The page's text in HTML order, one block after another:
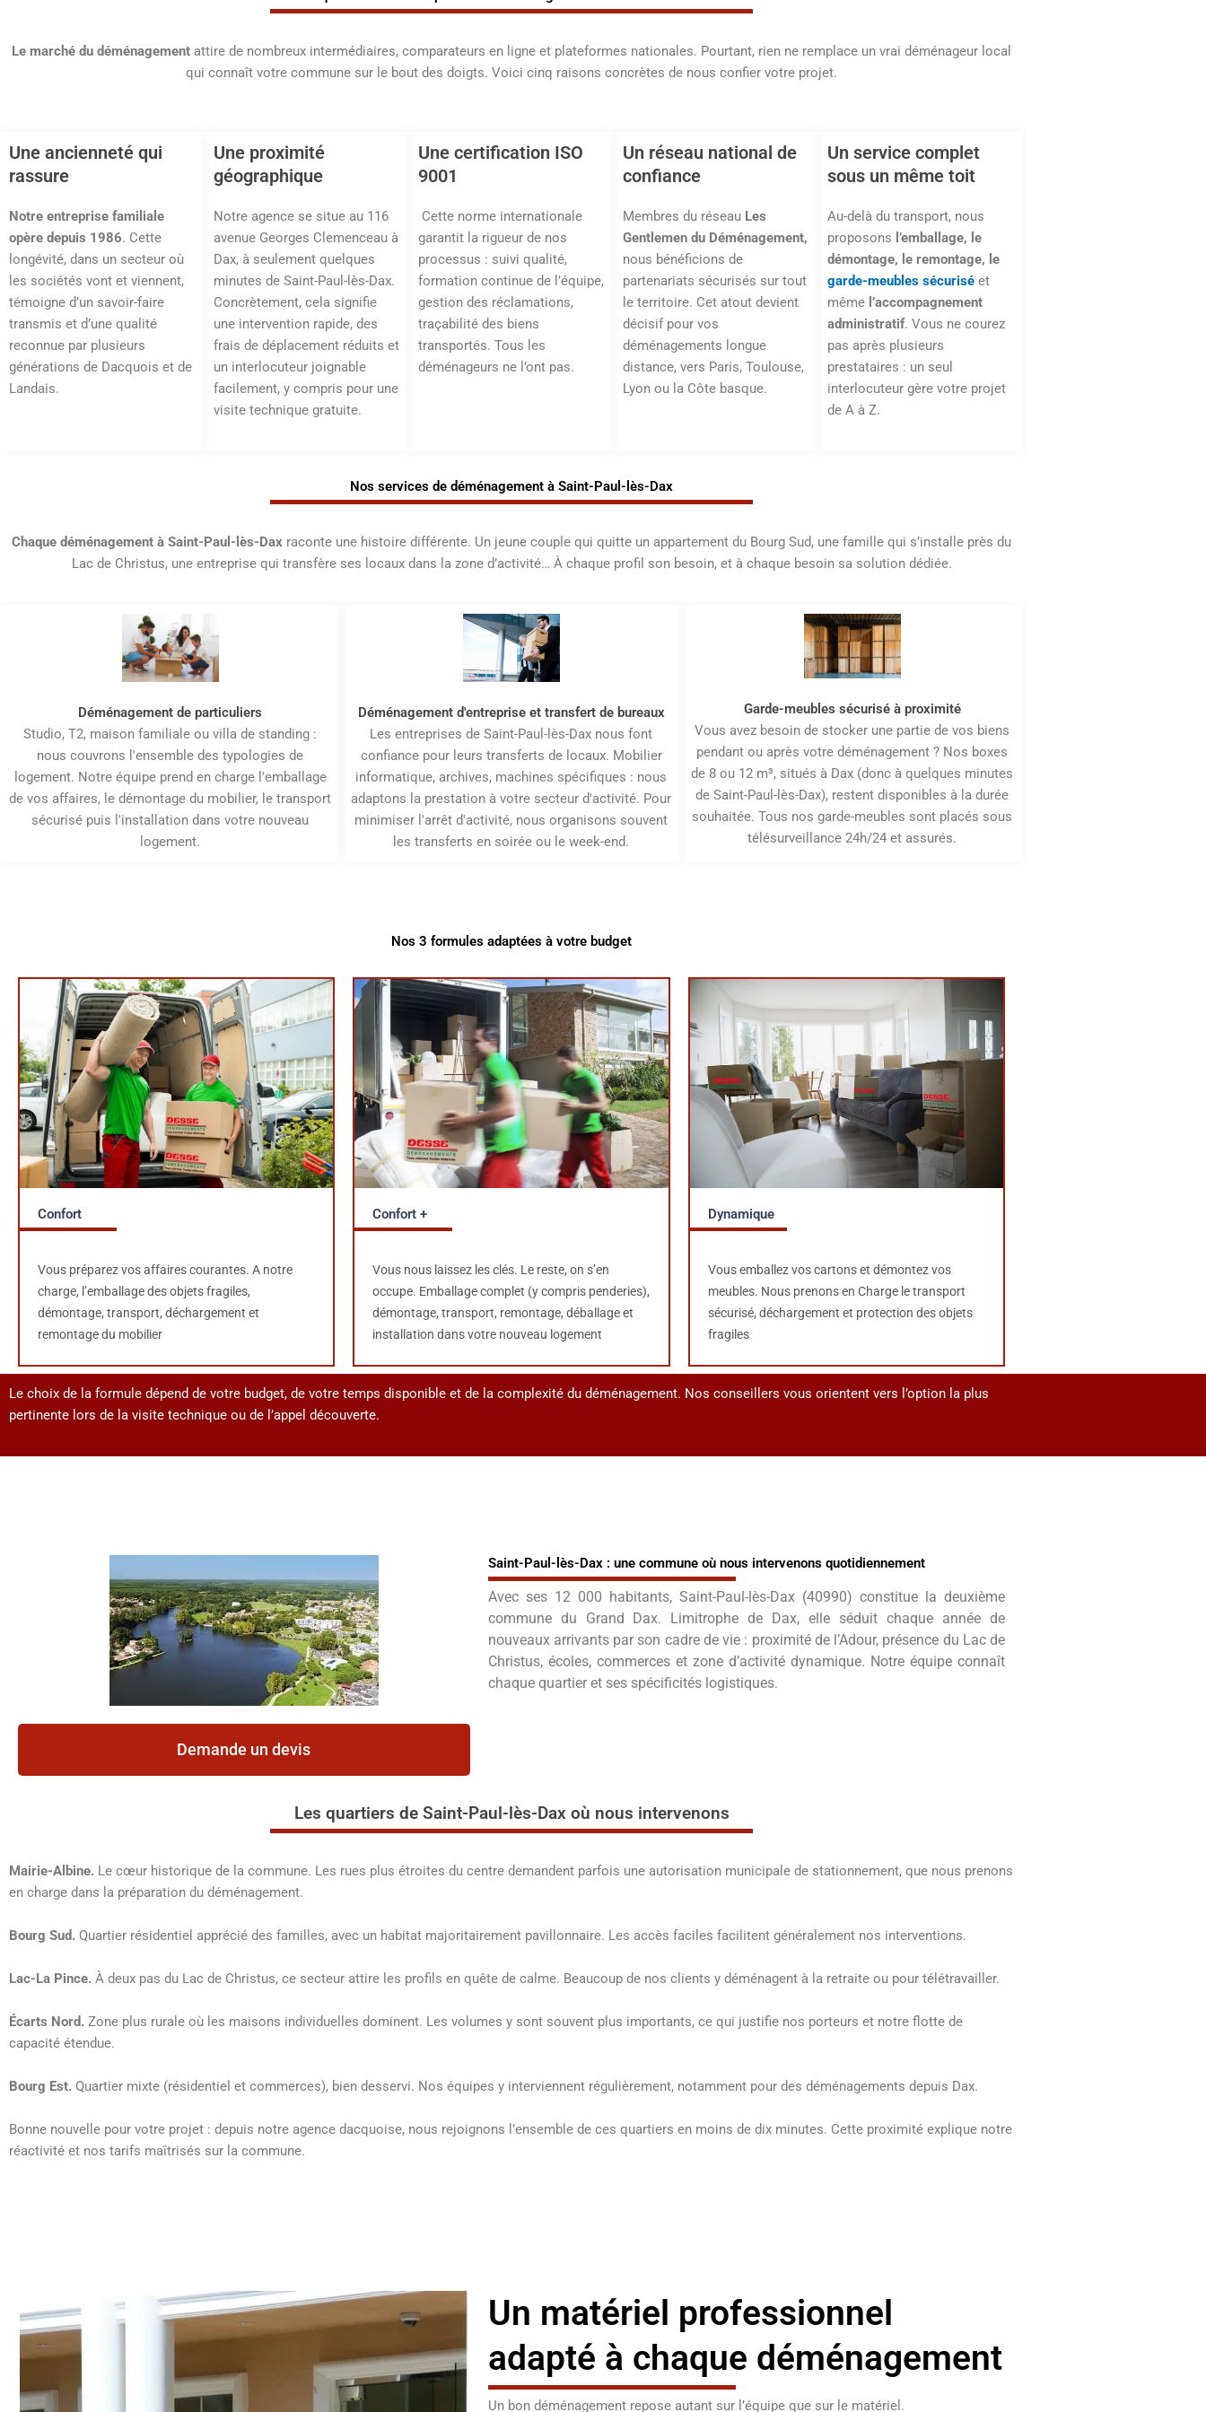
e
n
a
e
:
Le marché du déménagement attire de nombreux intermédiaires, comparateurs en ligne et plateformes nationales. Pourtant, rien ne remplace un vrai déménageur local
qui connaît votre commune sur le bout des doigts. Voici cinq raisons concrètes de nous confier votre projet.
Une ancienneté qui
rassure
Notre entreprise familiale
opère depuis 1986. Cette
longévité, dans un secteur où
les sociétés vont et viennent,
témoigne d’un savoir-faire
transmis et d’une qualité
reconnue par plusieurs
générations de Dacquois et de
Landais.
Une proximité
géographique
Notre agence se situe au 116
avenue Georges Clemenceau à
Dax, à seulement quelques
minutes de Saint-Paul-lès-Dax.
Concrètement, cela signifie
une intervention rapide, des
frais de déplacement réduits et
un interlocuteur joignable
facilement, y compris pour une
visite technique gratuite.
Une certification ISO
9001
Cette norme internationale
garantit la rigueur de nos
processus : suivi qualité,
formation continue de l’équipe,
gestion des réclamations,
traçabilité des biens
transportés. Tous les
déménageurs ne l’ont pas.
Un réseau national de
confiance
Membres du réseau Les
Gentlemen du Déménagement,
nous bénéficions de
partenariats sécurisés sur tout
le territoire. Cet atout devient
décisif pour vos
déménagements longue
distance, vers Paris, Toulouse,
Lyon ou la Côte basque.
Un service complet
sous un même toit
Au-delà du transport, nous
proposons l’emballage, le
démontage, le remontage, le
garde-meubles sécurisé et
même l’accompagnement
administratif. Vous ne courez
pas après plusieurs
prestataires : un seul
interlocuteur gère votre projet
de A à Z.
Nos services de déménagement à Saint-Paul-lès-Dax
Chaque déménagement à Saint-Paul-lès-Dax raconte une histoire différente. Un jeune couple qui quitte un appartement du Bourg Sud, une famille qui s’installe près du
Lac de Christus, une entreprise qui transfère ses locaux dans la zone d’activité… À chaque profil son besoin, et à chaque besoin sa solution dédiée.
Déménagement de particuliers
Studio, T2, maison familiale ou villa de standing :
nous couvrons l'ensemble des typologies de
logement. Notre équipe prend en charge l'emballage
de vos affaires, le démontage du mobilier, le transport
sécurisé puis l'installation dans votre nouveau
logement.
Déménagement d'entreprise et transfert de bureaux
Les entreprises de Saint-Paul-lès-Dax nous font
confiance pour leurs transferts de locaux. Mobilier
informatique, archives, machines spécifiques : nous
adaptons la prestation à votre secteur d'activité. Pour
minimiser l'arrêt d'activité, nous organisons souvent
les transferts en soirée ou le week-end.
Garde-meubles sécurisé à proximité
Vous avez besoin de stocker une partie de vos biens
pendant ou après votre déménagement ? Nos boxes
de 8 ou 12 m³, situés à Dax (donc à quelques minutes
de Saint-Paul-lès-Dax), restent disponibles à la durée
souhaitée. Tous nos garde-meubles sont placés sous
télésurveillance 24h/24 et assurés.
Nos 3 formules adaptées à votre budget
Confort
Vous préparez vos affaires courantes. A notre
charge, l’emballage des objets fragiles,
démontage, transport, déchargement et
remontage du mobilier
Confort +
Vous nous laissez les clés. Le reste, on s’en
occupe. Emballage complet (y compris penderies),
démontage, transport, remontage, déballage et
installation dans votre nouveau logement
Dynamique
Vous emballez vos cartons et démontez vos
meubles. Nous prenons en Charge le transport
sécurisé, déchargement et protection des objets
fragiles
Le choix de la formule dépend de votre budget, de votre temps disponible et de la complexité du déménagement. Nos conseillers vous orientent vers l’option la plus
pertinente lors de la visite technique ou de l’appel découverte.
Demande un devis
Saint-Paul-lès-Dax : une commune où nous intervenons quotidiennement
Avec ses 12 000 habitants, Saint-Paul-lès-Dax (40990) constitue la deuxième
commune du Grand Dax. Limitrophe de Dax, elle séduit chaque année de
nouveaux arrivants par son cadre de vie : proximité de l’Adour, présence du Lac de
Christus, écoles, commerces et zone d’activité dynamique. Notre équipe connaît
chaque quartier et ses spécificités logistiques.
Les quartiers de Saint-Paul-lès-Dax où nous intervenons
Mairie-Albine. Le cœur historique de la commune. Les rues plus étroites du centre demandent parfois une autorisation municipale de stationnement, que nous prenons
en charge dans la préparation du déménagement.
Bourg Sud. Quartier résidentiel apprécié des familles, avec un habitat majoritairement pavillonnaire. Les accès faciles facilitent généralement nos interventions.
Lac-La Pince. À deux pas du Lac de Christus, ce secteur attire les profils en quête de calme. Beaucoup de nos clients y déménagent à la retraite ou pour télétravailler.
Écarts Nord. Zone plus rurale où les maisons individuelles dominent. Les volumes y sont souvent plus importants, ce qui justifie nos porteurs et notre flotte de
capacité étendue.
Bourg Est. Quartier mixte (résidentiel et commerces), bien desservi. Nos équipes y interviennent régulièrement, notamment pour des déménagements depuis Dax.
Bonne nouvelle pour votre projet : depuis notre agence dacquoise, nous rejoignons l’ensemble de ces quartiers en moins de dix minutes. Cette proximité explique notre
réactivité et nos tarifs maîtrisés sur la commune.
Un matériel professionnel
adapté à chaque déménagement
Un bon déménagement repose autant sur l’équipe que sur le matériel.